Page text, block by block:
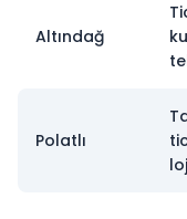
Altındağ
Polatlı